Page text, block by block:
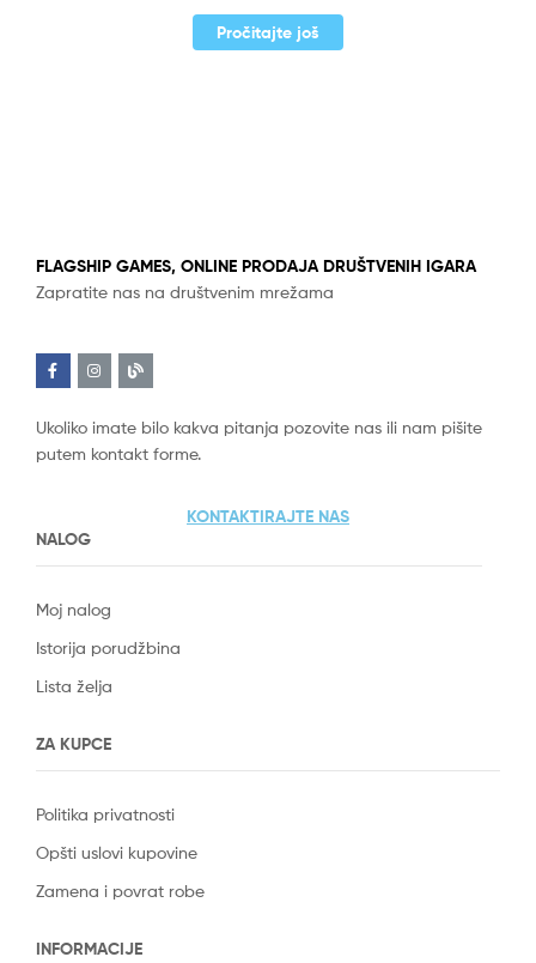
Pročitajte još
FLAGSHIP GAMES, ONLINE PRODAJA DRUŠTVENIH IGARA
Zapratite nas na društvenim mrežama
Ukoliko imate bilo kakva pitanja pozovite nas ili nam pišite
putem kontakt forme.
KONTAKTIRAJTE NAS
NALOG
Moj nalog
Istorija porudžbina
Lista želja
ZA KUPCE
Politika privatnosti
Opšti uslovi kupovine
Zamena i povrat robe
INFORMACIJE